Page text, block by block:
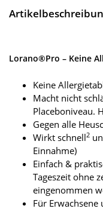
Lorano®Pro – Keine
Keine
Macht nicht
Placeboniveau.
Gegen alle
Wirkt schnell2
Einnahme)
Einfach &
Tageszeit ohne
eingenommen
Für Erwachsene